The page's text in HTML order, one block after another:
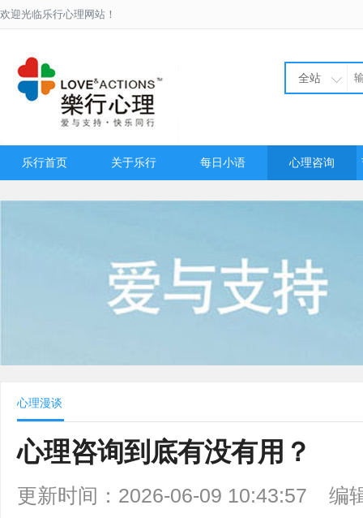
欢迎光临乐行心理网站！
全站
乐行首页 关于乐行 每日小语 心理咨询
心理漫谈
心理咨询到底有没有用？
更新时间：2026-06-09 10:43:57 编